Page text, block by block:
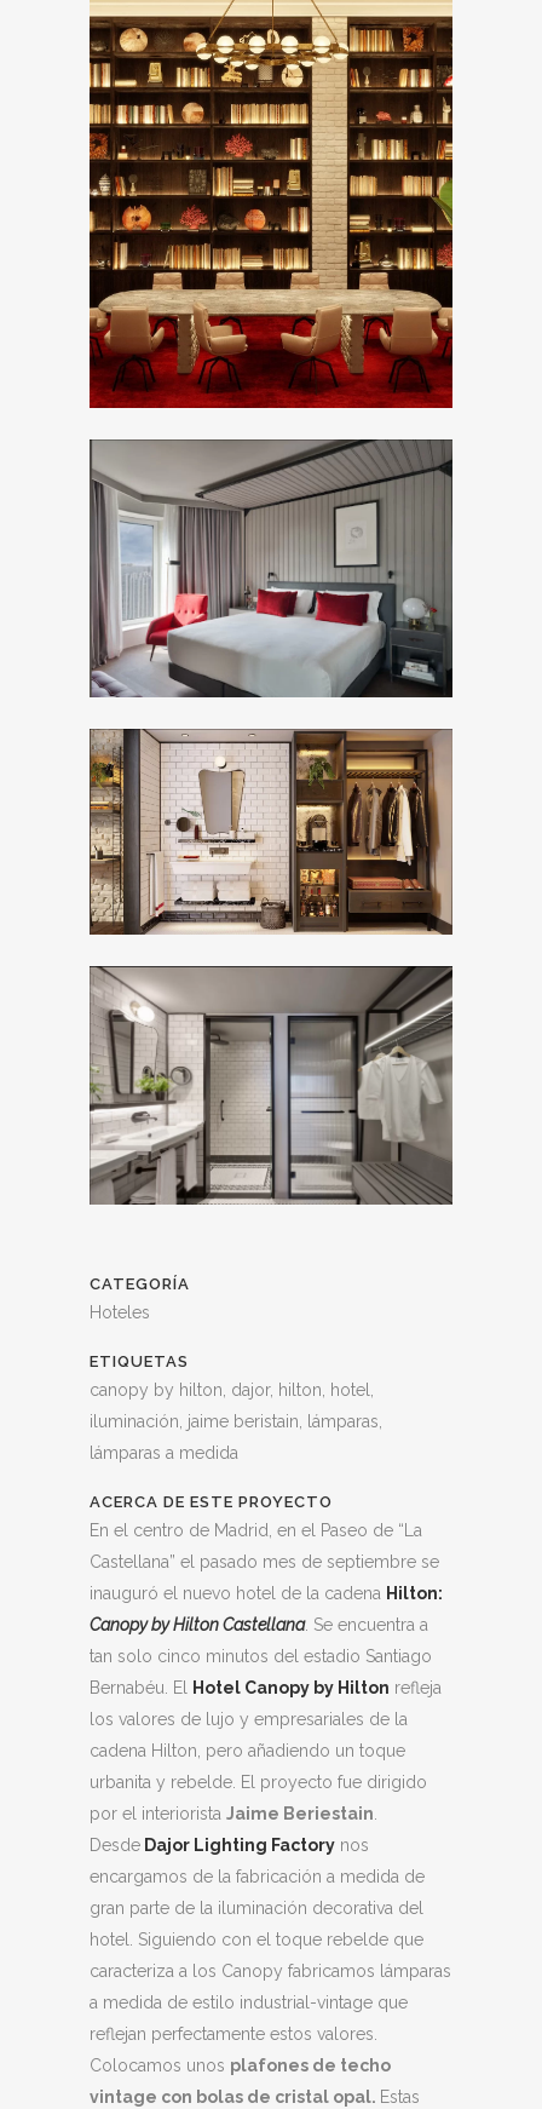
CATEGORÍA
Hoteles
ETIQUETAS
canopy by hilton, dajor, hilton, hotel,
iluminación, jaime beristain, lámparas,
lámparas a medida
ACERCA DE ESTE PROYECTO
En el centro de Madrid, en el Paseo de “La
Castellana” el pasado mes de septiembre se
inauguró el nuevo hotel de la cadena Hilton:
Canopy by Hilton Castellana. Se encuentra a
tan solo cinco minutos del estadio Santiago
Bernabéu. El Hotel Canopy by Hilton refleja
los valores de lujo y empresariales de la
cadena Hilton, pero añadiendo un toque
urbanita y rebelde. El proyecto fue dirigido
por el interiorista Jaime Beriestain.
Desde Dajor Lighting Factory nos
encargamos de la fabricación a medida de
gran parte de la iluminación decorativa del
hotel. Siguiendo con el toque rebelde que
caracteriza a los Canopy fabricamos lámparas
a medida de estilo industrial-vintage que
reflejan perfectamente estos valores.
Colocamos unos plafones de techo
vintage con bolas de cristal opal. Estas